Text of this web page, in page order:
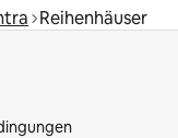
Reihenhäuser